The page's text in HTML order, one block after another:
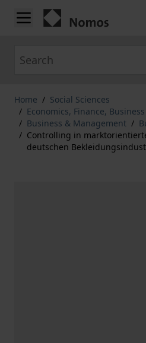
Skip to Content
Home / Social Sciences
/ Economics, Finance,
/ Business & Management /
/ Controlling in
deutschen